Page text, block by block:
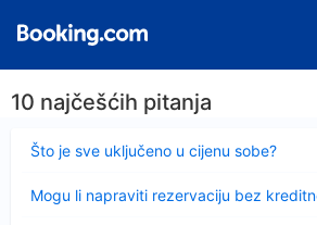
10 najčešćih pitanja
Što je sve uključeno u cijenu sobe?
Sažeto
Mogu li napraviti rezervaciju bez